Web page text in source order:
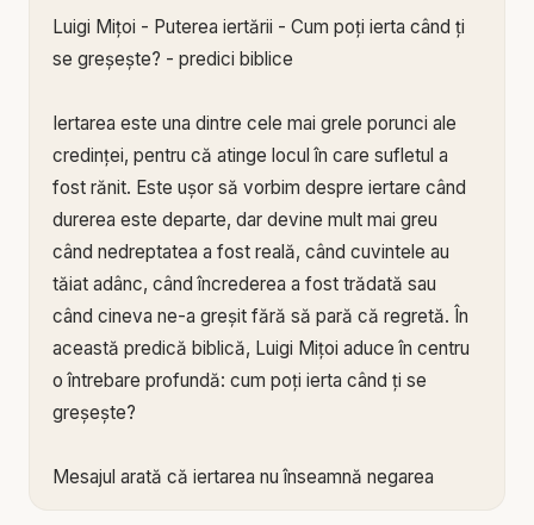
Luigi Mițoi - Puterea iertării - Cum poți ierta când ți
se greșește? - predici biblice
Iertarea este una dintre cele mai grele porunci ale
credinței, pentru că atinge locul în care sufletul a
fost rănit. Este ușor să vorbim despre iertare când
durerea este departe, dar devine mult mai greu
când nedreptatea a fost reală, când cuvintele au
tăiat adânc, când încrederea a fost trădată sau
când cineva ne-a greșit fără să pară că regretă. În
această predică biblică, Luigi Mițoi aduce în centru
o întrebare profundă: cum poți ierta când ți se
greșește?
Mesajul arată că iertarea nu înseamnă negarea